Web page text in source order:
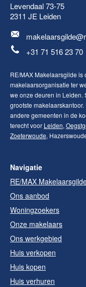
Levendaal 73-75
2311 JE Leiden
+31 71 516 23 70
RE/MAX Makelaarsgilde
makelaarsorganisatie ter
we onze deuren in Leiden.
grootste
andere gemeenten in de
terecht voor Leiden,
Zoeterwoude,
Navigatie
RE/MAX
Ons aanbod
Woningzoekers
Onze makelaars
Ons werkgebied
Huis verkopen
Huis kopen
Huis verhuren